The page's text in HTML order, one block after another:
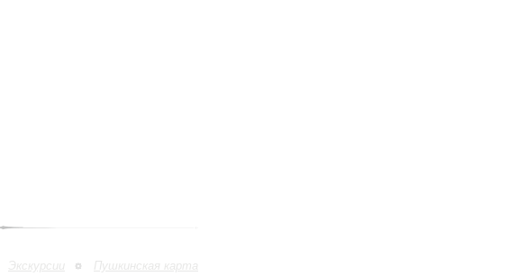
Экскурсии Пушкинская карта